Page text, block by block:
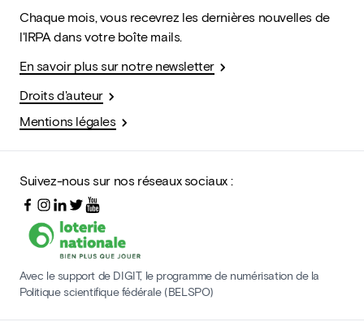
Chaque mois, vous recevrez les dernières nouvelles de
l'IRPA dans votre boîte mails.
En savoir plus sur notre newsletter
Droits d'auteur
Mentions légales
Suivez-nous sur nos réseaux sociaux :
Avec le support de DIGIT, le programme de numérisation de la
Politique scientifique fédérale (BELSPO)